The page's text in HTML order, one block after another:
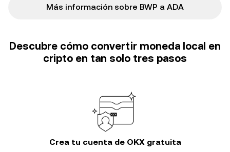
Más información sobre BWP a ADA
Descubre cómo convertir moneda local en
cripto en tan solo tres pasos
Crea tu cuenta de OKX gratuita